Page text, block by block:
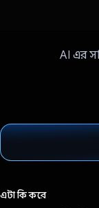
AI এর
এটা কি করে